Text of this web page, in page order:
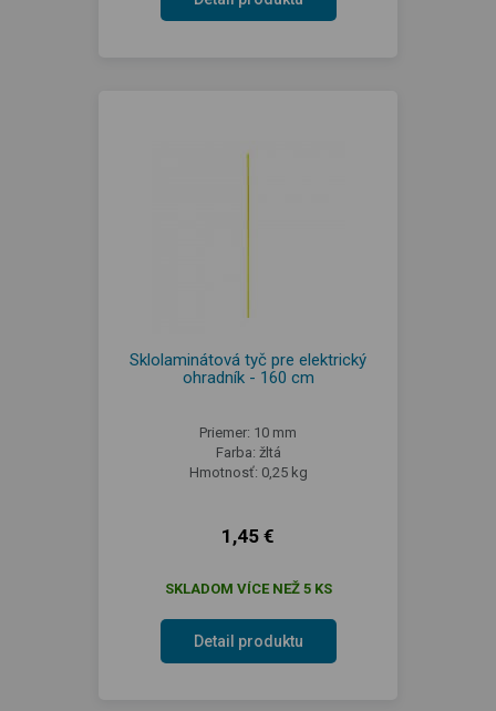
Sklolaminátová tyč pre elektrický
ohradník - 160 cm
Priemer: 10 mm
Farba: žltá
Hmotnosť: 0,25 kg
1,45 €
SKLADOM VÍCE NEŽ 5 KS
Detail produktu